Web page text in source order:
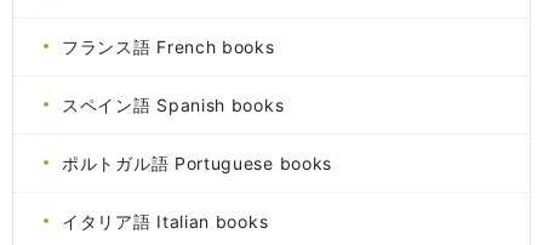
フランス語 French books
スペイン語 Spanish books
ポルトガル語 Portuguese books
イタリア語 Italian books